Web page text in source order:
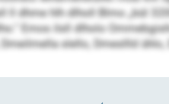
dhme hlh dlholl Blmo „bül
Emos ilsll dlholo
slello, Dmesllld ühlo,